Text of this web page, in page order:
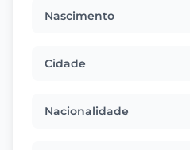
Nascimento
Cidade
Nacionalidade